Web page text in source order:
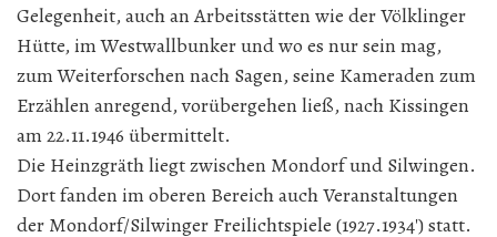
Gelegenheit, auch an Arbeitsstätten wie der Völklinger
Hütte, im Westwallbunker und wo es nur sein mag,
zum Weiterforschen nach Sagen, seine Kameraden zum
Erzählen anregend, vorübergehen ließ, nach Kissingen
am 22.11.1946 übermittelt.
Die Heinzgräth liegt zwischen Mondorf und Silwingen.
Dort fanden im oberen Bereich auch Veranstaltungen
der Mondorf/Silwinger Freilichtspiele (1927.1934′) statt.